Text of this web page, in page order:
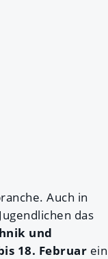
Auch in
das
und
18. Februar ein